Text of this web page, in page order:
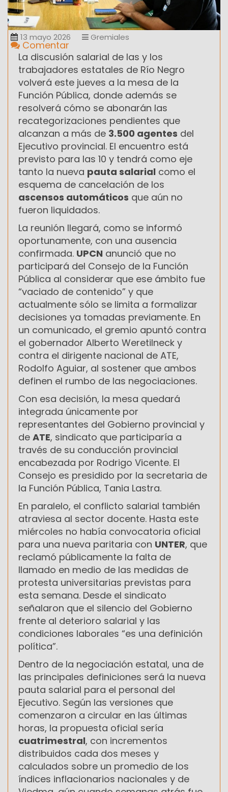
13 mayo 2026 Gremiales
Comentar
La discusión salarial de las y los
trabajadores estatales de Río Negro
volverá este jueves a la mesa de la
Función Pública, donde además se
resolverá cómo se abonarán las
recategorizaciones pendientes que
alcanzan a más de 3.500 agentes del
Ejecutivo provincial. El encuentro está
previsto para las 10 y tendrá como eje
tanto la nueva pauta salarial como el
esquema de cancelación de los
ascensos automáticos que aún no
fueron liquidados.
La reunión llegará, como se informó
oportunamente, con una ausencia
confirmada. UPCN anunció que no
participará del Consejo de la Función
Pública al considerar que ese ámbito fue
“vaciado de contenido” y que
actualmente sólo se limita a formalizar
decisiones ya tomadas previamente. En
un comunicado, el gremio apuntó contra
el gobernador Alberto Weretilneck y
contra el dirigente nacional de ATE,
Rodolfo Aguiar, al sostener que ambos
definen el rumbo de las negociaciones.
Con esa decisión, la mesa quedará
integrada únicamente por
representantes del Gobierno provincial y
de ATE, sindicato que participaría a
través de su conducción provincial
encabezada por Rodrigo Vicente. El
Consejo es presidido por la secretaria de
la Función Pública, Tania Lastra.
En paralelo, el conflicto salarial también
atraviesa al sector docente. Hasta este
miércoles no había convocatoria oficial
para una nueva paritaria con UNTER, que
reclamó públicamente la falta de
llamado en medio de las medidas de
protesta universitarias previstas para
esta semana. Desde el sindicato
señalaron que el silencio del Gobierno
frente al deterioro salarial y las
condiciones laborales “es una definición
política”.
Dentro de la negociación estatal, una de
las principales definiciones será la nueva
pauta salarial para el personal del
Ejecutivo. Según las versiones que
comenzaron a circular en las últimas
horas, la propuesta oficial sería
cuatrimestral, con incrementos
distribuidos cada dos meses y
calculados sobre un promedio de los
índices inflacionarios nacionales y de